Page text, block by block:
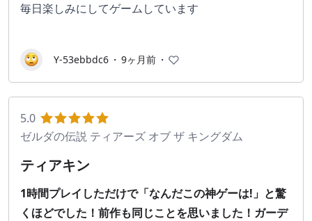
毎日楽しみにしてゲームしています
Y-53ebbdc6 ・ 9ヶ月前 ・
5.0
ゼルダの伝説 ティアーズ オブ ザ キングダム
ティアキン
1時間プレイしただけで「なんだこの神ゲーは!」と驚
くほどでした！前作も同じことを思いました！ガーデ